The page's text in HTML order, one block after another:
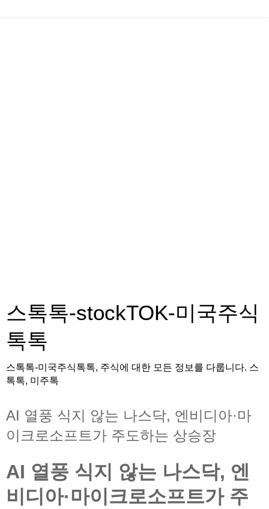
스톡톡-stockTOK-미국주식
톡톡
스톡톡-미국주식톡톡, 주식에 대한 모든 정보를 다룹니다. 스
톡톡, 미주톡
AI 열풍 식지 않는 나스닥, 엔비디아·마
이크로소프트가 주도하는 상승장
AI 열풍 식지 않는 나스닥, 엔
비디아·마이크로소프트가 주